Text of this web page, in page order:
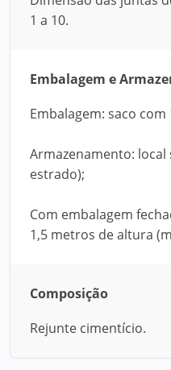
1 a 10.
Embalagem e
Embalagem: saco com
Armazenamento:
estrado);
Com embalagem
1,5 metros de altura
Composição
Rejunte cimentício.